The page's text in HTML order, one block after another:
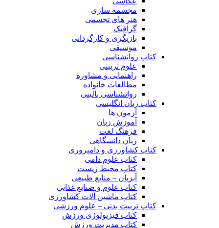
مجسمه سازی
هنر های تجسمی
گرافیک
بازیگری و کارگردانی
موسیقی
کتاب روانشناسی
علوم تربیتی
راهنمایی و مشاوره
مطالعات خانواده
روانشناسی بالینی
کتاب زبان انگلیسی
آزمون ها
آموزش زبان
فرهنگ لغت
زبان دانشگاهی
کتاب کشاورزی و دامپروری
کتاب علوم دامی
کتاب محیط زیست
آبزیان – منابع طبیعی
کتاب علوم و صنایع غذایی
کتاب ماشین آلات کشاورزی
کتاب تربیت بدنی – علوم ورزشی
کتاب فیزیولوژی ورزش
کتاب مدیریت ورزش